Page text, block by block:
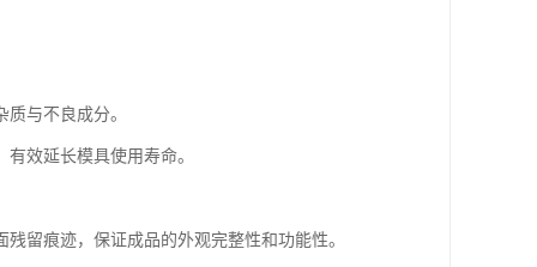
与不良成分。
效延长模具使用寿命。
留痕迹，保证成品的外观完整性和功能性。